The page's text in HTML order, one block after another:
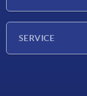
SERVICE